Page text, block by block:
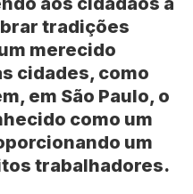
tradições
merecido
cidades, como
, em São Paulo, o
como um
um
trabalhadores.